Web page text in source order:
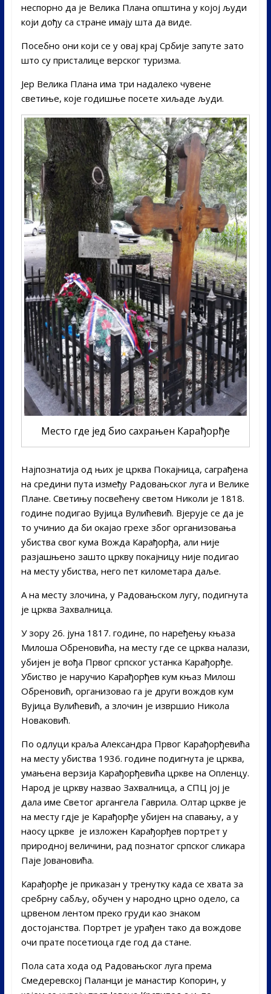
неспорно да је Велика Плана општина у којој људи
који дођу са стране имају шта да виде.
Посебно они који се у овај крај Србије запуте зато
што су присталице верског туризма.
Јер Велика Плана има три надалеко чувене
светиње, које годишње посете хиљаде људи.
Место где јед био сахрањен Карађорђе
Најпознатија од њих је црква Покајница, саграђена
на средини пута између Радовањског луга и Велике
Плане. Светињу посвећену светом Николи је 1818.
године подигао Вујица Вулићевић. Вјерује се да је
то учинио да би окајао грехе због организовања
убиства свог кума Вожда Карађорђа, али није
разјашњено зашто цркву покајницу није подигао
на месту убиства, него пет километара даље.
А на месту злочина, у Радовањском лугу, подигнута
је црква Захвалница.
У зору 26. јуна 1817. године, по наређењу књаза
Милоша Обреновића, на месту где се црква налази,
убијен је вођа Првог српског устанка Карађорђе.
Убиство је наручио Карађорђев кум књаз Милош
Обреновић, организовао га је други вождов кум
Вујица Вулићевић, а злочин је извршио Никола
Новаковић.
По одлуци краља Александра Првог Карађорђевића
на месту убиства 1936. године подигнута је црква,
умањена верзија Карађорђевића цркве на Опленцу.
Народ је цркву назвао Захвалница, а СПЦ јој је
дала име Светог аргангела Гаврила. Олтар цркве је
на месту гдје је Карађорђе убијен на спавању, а у
наосу цркве је изложен Карађорђев портрет у
природној величини, рад познатог српског сликара
Паје Јовановића.
Карађорђе је приказан у тренутку када се хвата за
сребрну сабљу, обучен у народно црно одело, са
црвеном лентом преко груди као знаком
достојанства. Портрет је урађен тако да вождове
очи прате посетиоца где год да стане.
Пола сата хода од Радовањског луга према
Смедеревској Паланци је манастир Копорин, у